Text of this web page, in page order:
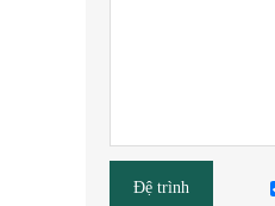
Đệ trình